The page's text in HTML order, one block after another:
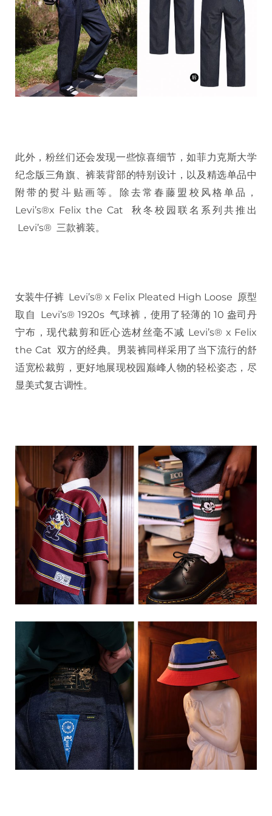
此外，粉丝们还会发现一些惊喜细节，如菲力克斯大学
纪念版三角旗、裤装背部的特别设计，以及精选单品中
附带的熨斗贴画等。除去常春藤盟校风格单品，
Levi’s®x Felix the Cat 秋冬校园联名系列共推出
Levi’s® 三款裤装。
女装牛仔裤 Levi’s® x Felix Pleated High Loose 原型
取自 Levi’s® 1920s 气球裤，使用了轻薄的 10 盎司丹
宁布，现代裁剪和匠心选材丝毫不减 Levi’s® x Felix
the Cat 双方的经典。男装裤同样采用了当下流行的舒
适宽松裁剪，更好地展现校园巅峰人物的轻松姿态，尽
显美式复古调性。